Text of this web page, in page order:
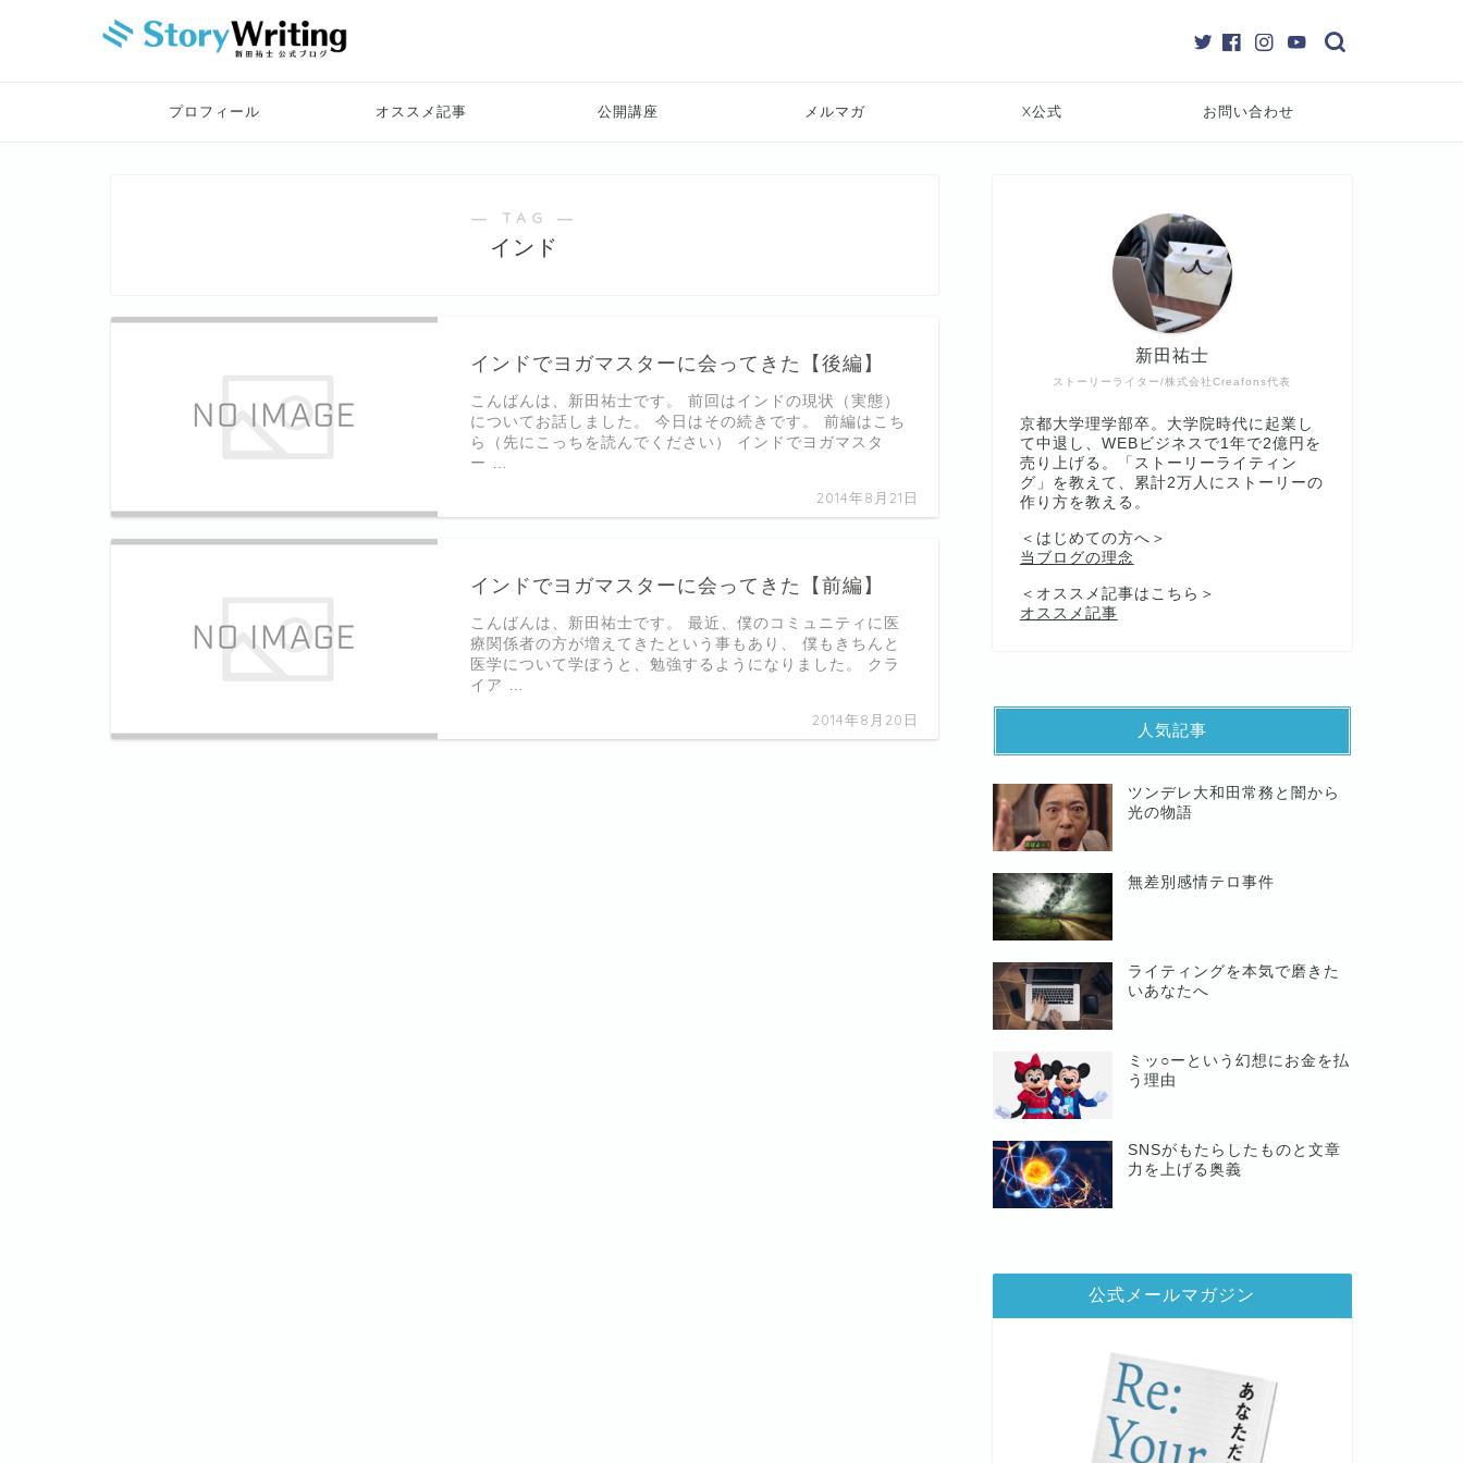
プロフィール オススメ記事 公開講座 メルマガ X公式 お問い合わせ
― TAG ―
インド
インドでヨガマスターに会ってきた【後編】
2014年8月21日
こんばんは、新田祐士です。 前回はインドの現状（実態）
についてお話しました。 今日はその続きです。 前編はこち
ら（先にこっちを読んでください） インドでヨガマスタ
ー …
インドでヨガマスターに会ってきた【前編】
2014年8月20日
こんばんは、新田祐士です。 最近、僕のコミュニティに医
療関係者の方が増えてきたという事もあり、 僕もきちんと
医学について学ぼうと、勉強するようになりました。 クラ
イア …
ストーリーライター/株式会社Creafons代表
新田祐士
京都大学理学部卒。大学院時代に起業し
て中退し、WEBビジネスで1年で2億円を
売り上げる。「ストーリーライティン
グ」を教えて、累計2万人にストーリーの
作り方を教える。
＜はじめての方へ＞
当ブログの理念
＜オススメ記事はこちら＞
オススメ記事
人気記事
ツンデレ大和田常務と闇から
光の物語
無差別感情テロ事件
ライティングを本気で磨きた
いあなたへ
ミッ○ーという幻想にお金を払
う理由
SNSがもたらしたものと文章
力を上げる奥義
公式メールマガジン